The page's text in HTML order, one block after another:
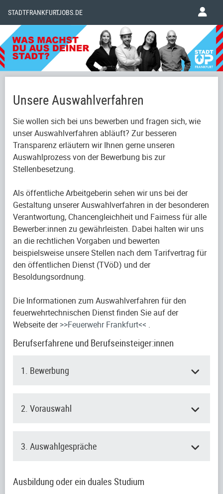
STADTFRANKFURTJOBS.DE
Unsere Auswahlverfahren
Sie wollen sich bei uns bewerben und fragen sich, wie
unser Auswahlverfahren abläuft? Zur besseren
Transparenz erläutern wir Ihnen gerne unseren
Auswahlprozess von der Bewerbung bis zur
Stellenbesetzung.
Als öffentliche Arbeitgeberin sehen wir uns bei der
Gestaltung unserer Auswahlverfahren in der besonderen
Verantwortung, Chancengleichheit und Fairness für alle
Bewerber:innen zu gewährleisten. Dabei halten wir uns
an die rechtlichen Vorgaben und bewerten
beispielsweise unsere Stellen nach dem Tarifvertrag für
den öffentlichen Dienst (TVöD) und der
Besoldungsordnung.
Die Informationen zum Auswahlverfahren für den
feuerwehrtechnischen Dienst finden Sie auf der
Webseite der>>Feuerwehr Frankfurt<< .
Berufserfahrene und Berufseinsteiger:innen
1. Bewerbung
2. Vorauswahl
3. Auswahlgespräche
Ausbildung oder ein duales Studium